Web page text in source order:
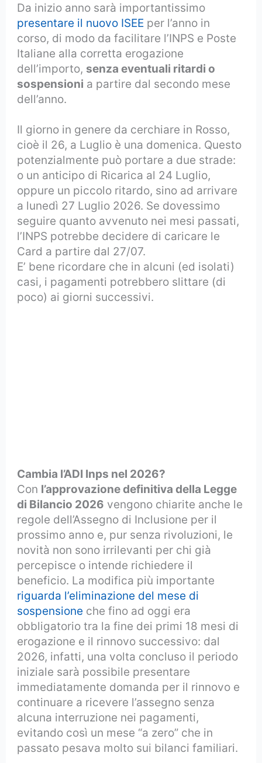
Da inizio anno sarà importantissimo
presentare il nuovo ISEE per l’anno in
corso, di modo da facilitare l’INPS e Poste
Italiane alla corretta erogazione
dell’importo, senza eventuali ritardi o
sospensioni a partire dal secondo mese
dell’anno.
Il giorno in genere da cerchiare in Rosso,
cioè il 26, a Luglio è una domenica. Questo
potenzialmente può portare a due strade:
o un anticipo di Ricarica al 24 Luglio,
oppure un piccolo ritardo, sino ad arrivare
a lunedì 27 Luglio 2026. Se dovessimo
seguire quanto avvenuto nei mesi passati,
l’INPS potrebbe decidere di caricare le
Card a partire dal 27/07.
E’ bene ricordare che in alcuni (ed isolati)
casi, i pagamenti potrebbero slittare (di
poco) ai giorni successivi.
Cambia l’ADI Inps nel 2026?
Con l’approvazione definitiva della Legge
di Bilancio 2026 vengono chiarite anche le
regole dell’Assegno di Inclusione per il
prossimo anno e, pur senza rivoluzioni, le
novità non sono irrilevanti per chi già
percepisce o intende richiedere il
beneficio. La modifica più importante
riguarda l’eliminazione del mese di
sospensione che fino ad oggi era
obbligatorio tra la fine dei primi 18 mesi di
erogazione e il rinnovo successivo: dal
2026, infatti, una volta concluso il periodo
iniziale sarà possibile presentare
immediatamente domanda per il rinnovo e
continuare a ricevere l’assegno senza
alcuna interruzione nei pagamenti,
evitando così un mese “a zero” che in
passato pesava molto sui bilanci familiari.